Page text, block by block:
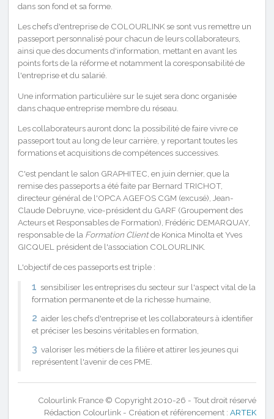
dans son fond et sa forme.
Les chefs d'entreprise de COLOURLINK se sont vus remettre un
passeport personnalisé pour chacun de leurs collaborateurs,
ainsi que des documents d'information, mettant en avant les
points forts de la réforme et notamment la coresponsabilité de
l'entreprise et du salarié.
Une information particulière sur le sujet sera donc organisée
dans chaque entreprise membre du réseau.
Les collaborateurs auront donc la possibilité de faire vivre ce
passeport tout au long de leur carrière, y reportant toutes les
formations et acquisitions de compétences successives.
C'est pendant le salon GRAPHITEC, en juin dernier, que la
remise des passeports a été faite par Bernard TRICHOT,
directeur général de l'OPCA AGEFOS CGM (excusé), Jean-
Claude Debruyne, vice-président du GARF (Groupement des
Acteurs et Responsables de Formation), Frédéric DEMARQUAY,
responsable de la Formation Clientde Konica Minolta et Yves
GICQUEL président de l'association COLOURLINK.
L'objectif de ces passeports est triple :
sensibiliser les entreprises du secteur sur l'aspect vital de la
formation permanente et de la richesse humaine,
aider les chefs d'entreprise et les collaborateurs à identifier
et préciser les besoins véritables en formation,
valoriser les métiers de la filière et attirer les jeunes qui
représentent l'avenir de ces PME.
Colourlink France © Copyright 2010-26 - Tout droit réservé
Rédaction Colourlink - Création et référencement : ARTEK